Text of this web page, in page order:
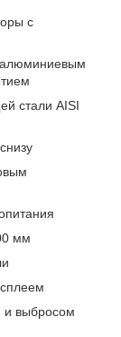
с
стали AISI
мм
и выбросом